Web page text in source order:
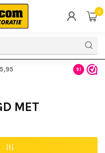
0
Gratis
9.1
MET